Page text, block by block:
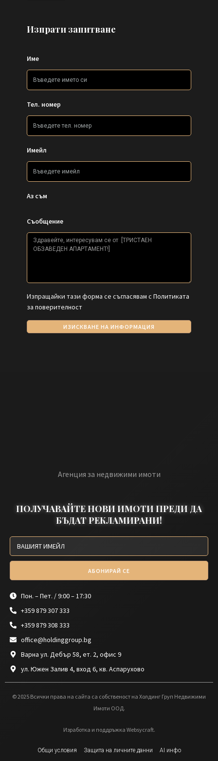
Изпрати запитване
Име
Тел. номер
Имейл
Аз съм
Съобщение
Изпращайки тази форма се съгласявам с Политиката
за поверителност
ИЗИСКВАНЕ НА ИНФОРМАЦИЯ
Агенция за недвижими имоти
ПОЛУЧАВАЙТЕ НОВИ ИМОТИ ПРЕДИ ДА
БЪДАТ РЕКЛАМИРАНИ!
АБОНИРАЙ СЕ
Пон. – Пет. / 9:00 – 17:30
+359 879 307 333
+359 879 308 333
office@holdinggroup.bg
Варна ул. Дебър 58, ет. 2, офис 9
ул. Южен Залив 4, вход 6, кв. Аспарухово
© 2025 Всички права на сайта са собственост на Холдинг Груп Недвижими
Имоти ООД.
Изработка и поддръжка Websycraft.
Общи условия Защита на личните данни AI инфо